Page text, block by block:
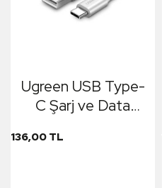
Ugreen USB Type-
C Şarj ve Data
136,00 TL